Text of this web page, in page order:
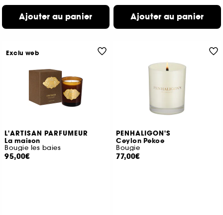
Ajouter au panier Ajouter au panier
L'ARTISAN PARFUMEUR
La maison
Bougie les baies
95,00€
Exclu web
PENHALIGON'S
Ceylon Pekoe
Bougie
77,00€